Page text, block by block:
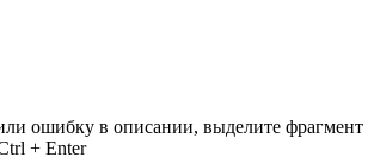
ошибку в описании, выделите фрагмент
+ Enter